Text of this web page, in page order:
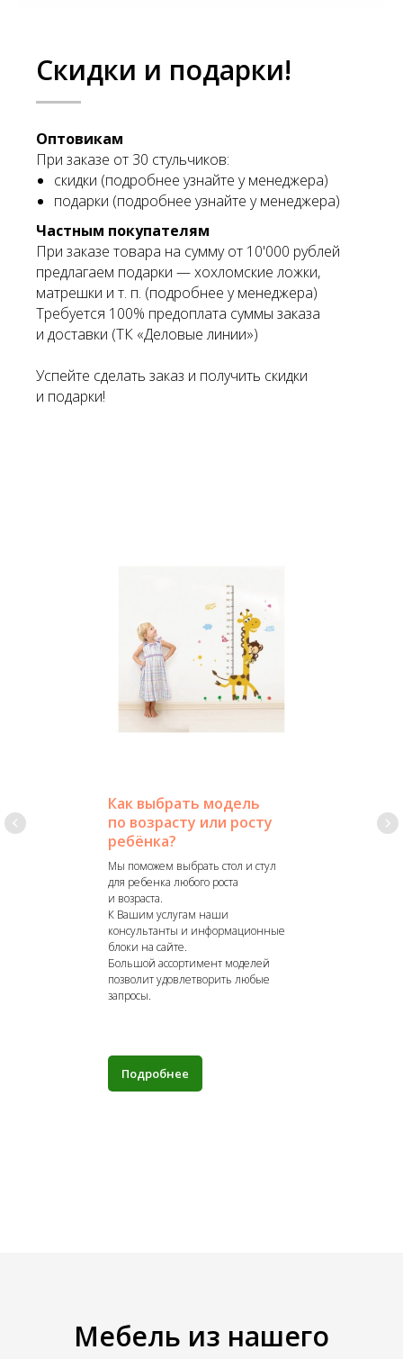
Скидки и подарки!
Оптовикам
При заказе от 30 стульчиков:
скидки (подробнее узнайте у менеджера)
подарки (подробнее узнайте у менеджера)
Частным покупателям
При заказе товара на сумму от 10'000 рублей
предлагаем подарки — хохломские ложки,
матрешки и т. п. (подробнее у менеджера)
Требуется 100% предоплата суммы заказа
и доставки (ТК «Деловые линии»)
Успейте сделать заказ и получить скидки
и подарки!
Как выбрать модель
по возрасту или росту
ребёнка?
Мы поможем выбрать стол и стул
для ребенка любого роста
и возраста.
К Вашим услугам наши
консультанты и информационные
блоки на сайте.
Большой ассортимент моделей
позволит удовлетворить любые
запросы.
Подробнее
Мебель из нашего